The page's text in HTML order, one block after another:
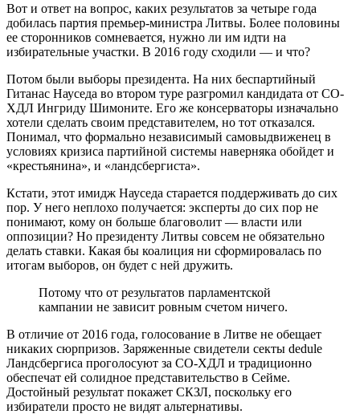
Вот и ответ на вопрос, каких результатов за четыре года
добилась партия премьер-министра Литвы. Более половины
ее сторонников сомневается, нужно ли им идти на
избирательные участки. В 2016 году сходили — и что?
Потом были выборы президента. На них беспартийный
Гитанас Науседа во втором туре разгромил кандидата от СО-
ХДЛ Ингриду Шимоните. Его же консерваторы изначально
хотели сделать своим представителем, но тот отказался.
Понимал, что формально независимый самовыдвиженец в
условиях кризиса партийной системы наверняка обойдет и
«крестьянина», и «ландсбергиста».
Кстати, этот имидж Науседа старается поддерживать до сих
пор. У него неплохо получается: эксперты до сих пор не
понимают, кому он больше благоволит — власти или
оппозиции? Но президенту Литвы совсем не обязательно
делать ставки. Какая бы коалиция ни сформировалась по
итогам выборов, он будет с ней дружить.
Потому что от результатов парламентской
кампании не зависит ровным счетом ничего.
В отличие от 2016 года, голосование в Литве не обещает
никаких сюрпризов. Заряженные свидетели секты dedule
Ландсбергиса проголосуют за СО-ХДЛ и традиционно
обеспечат ей солидное представительство в Сейме.
Достойный результат покажет СКЗЛ, поскольку его
избиратели просто не видят альтернативы.